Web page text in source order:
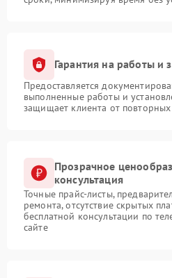
Гарантия на работы и
Предоставляется
выполненные работы и
защищает клиента от повторных
Прозрачное
консультация
Точные прайс-листы,
ремонта, отсутствие скрытых
бесплатной консультации по
сайте